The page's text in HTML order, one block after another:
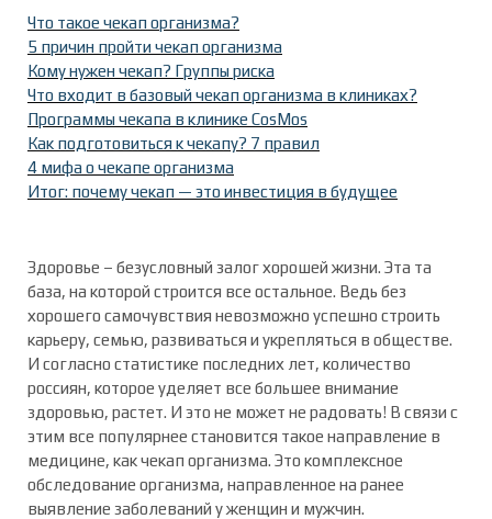
Что такое чекап организма?
5 причин пройти чекап организма
Кому нужен чекап? Группы риска
Что входит в базовый чекап организма в клиниках?
Программы чекапа в клинике CosMos
Как подготовиться к чекапу? 7 правил
4 мифа о чекапе организма
Итог: почему чекап — это инвестиция в будущее
Здоровье – безусловный залог хорошей жизни. Эта та
база, на которой строится все остальное. Ведь без
хорошего самочувствия невозможно успешно строить
карьеру, семью, развиваться и укрепляться в обществе.
И согласно статистике последних лет, количество
россиян, которое уделяет все большее внимание
здоровью, растет. И это не может не радовать! В связи с
этим все популярнее становится такое направление в
медицине, как чекап организма. Это комплексное
обследование организма, направленное на ранее
выявление заболеваний у женщин и мужчин.